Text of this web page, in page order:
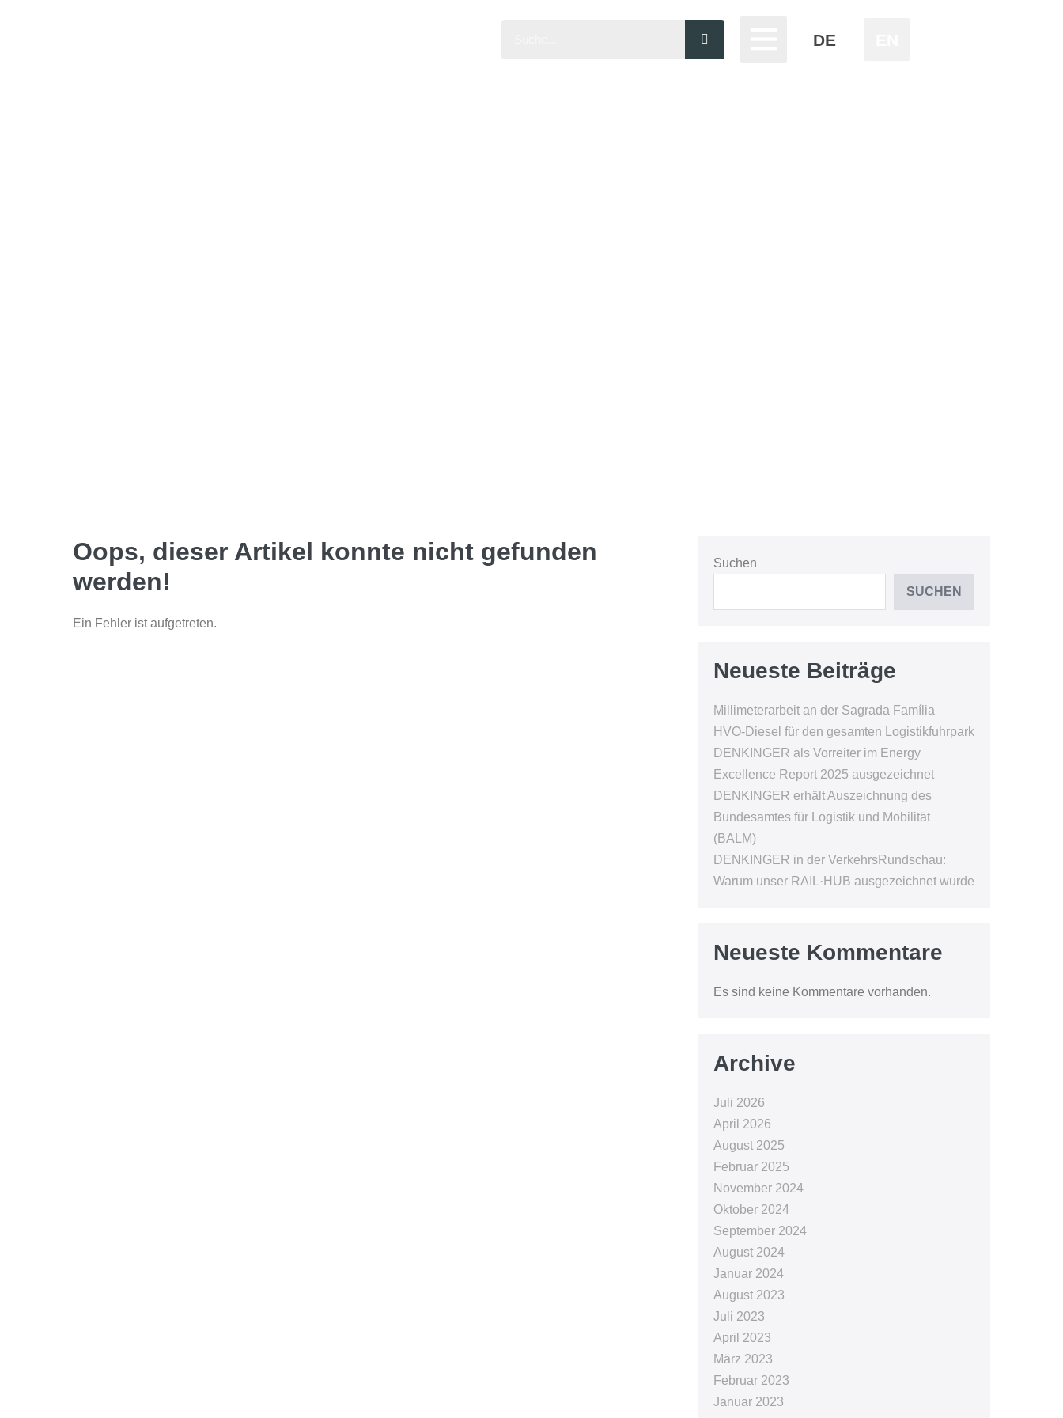
DE
Oops, dieser Artikel konnte nicht gefunden
werden!
Ein Fehler ist aufgetreten.
Suchen
SUCHEN
Neueste Beiträge
Millimeterarbeit an der Sagrada Família
HVO-Diesel für den gesamten Logistikfuhrpark
DENKINGER als Vorreiter im Energy
Excellence Report 2025 ausgezeichnet
DENKINGER erhält Auszeichnung des
Bundesamtes für Logistik und Mobilität
(BALM)
DENKINGER in der VerkehrsRundschau:
Warum unser RAIL·HUB ausgezeichnet wurde
Neueste Kommentare
Es sind keine Kommentare vorhanden.
Archive
Juli 2026
April 2026
August 2025
Februar 2025
November 2024
Oktober 2024
September 2024
August 2024
Januar 2024
August 2023
Juli 2023
April 2023
März 2023
Februar 2023
Januar 2023